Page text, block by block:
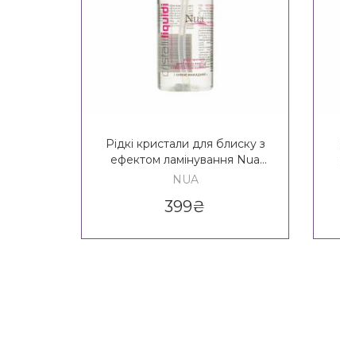
Рідкі кристали для блиску з
ефектом ламінування Nua
Cristalli Liquidi
NUA
399₴